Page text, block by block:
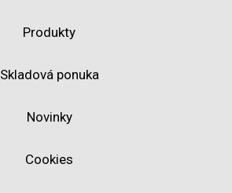
Produkty
Skladová ponuka
Novinky
Cookies